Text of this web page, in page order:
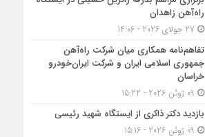
راه‌آهن زاهدان
تفاهم‌نامه همکاری میان شرکت راه‌آهن
جمهوری اسلامی ایران و شرکت ایران‌خودرو
خراسان
بازدید دکتر ذاکری از ایستگاه شهید رئیسی